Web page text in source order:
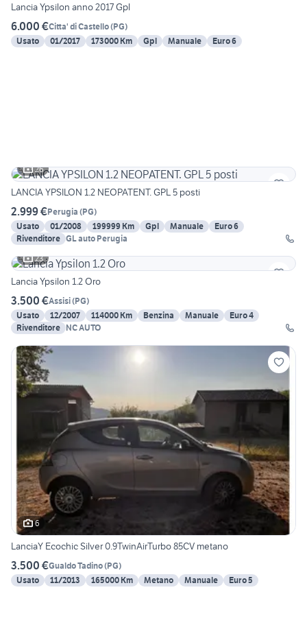
Lancia Ypsilon anno 2017 Gpl
6.000 €Citta' di Castello(PG)
Usato
01/2017 173000 Km Gpl Manuale Euro 6
26
LANCIA YPSILON 1.2 NEOPATENT. GPL 5 posti
2.999 €Perugia (PG)
Usato
01/2008 199999 Km Gpl Manuale
Euro 6
Rivenditore GL auto Perugia
23
Lancia Ypsilon 1.2 Oro
3.500 €Assisi(PG)
Usato
12/2007 114000 Km Benzina Manuale
Euro 4
Rivenditore NC AUTO
6
LanciaY Ecochic Silver 0.9TwinAirTurbo 85CV metano
3.500 €Gualdo Tadino(PG)
Usato
11/2013 165000 Km Metano Manuale Euro 5